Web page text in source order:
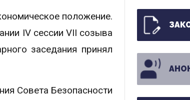
положение.
IV сессии VII созыва
заседания принял
Совета Безопасности